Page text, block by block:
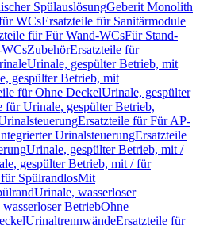
SpülauslösungGeberit Monolith
WCsErsatzteile für Sanitärmodule
für Für Wand-WCsFür Stand-
ZubehörErsatzteile für
Urinale, gespülter Betrieb, mit
gespülter Betrieb, mit
für Ohne DeckelUrinale, gespülter
für Urinale, gespülter Betrieb,
Ersatzteile für Für AP-
UrinalsteuerungErsatzteile
Urinale, gespülter Betrieb, mit /
gespülter Betrieb, mit / für
SpülrandlosMit
Urinale, wasserloser
BetriebOhne
UrinaltrennwändeErsatzteile für